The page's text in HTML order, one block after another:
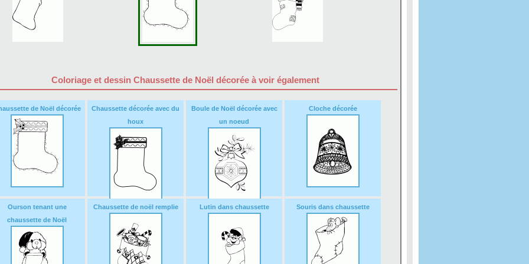
Coloriage et dessin Chaussette de Noël décorée à voir également
de Noël décorée
Chaussette décorée avec du
houx
Boule de Noël décorée avec
un noeud
Cloche décorée
Ourson tenant une
chaussette de Noël
Chaussette de noël remplie Lutin dans chaussette Souris dans chaussette